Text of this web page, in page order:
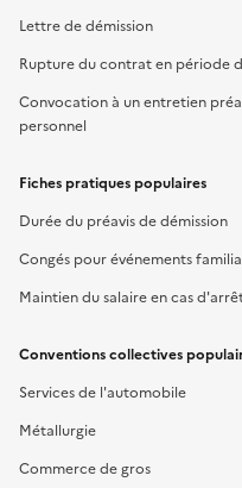
Lettre de démission
Rupture du contrat en période
Convocation à un entretien
personnel
Fiches pratiques populaires
Durée du préavis de démission
Congés pour événements
Maintien du salaire en cas
Conventions collectives
Services de l'automobile
Métallurgie
Commerce de gros